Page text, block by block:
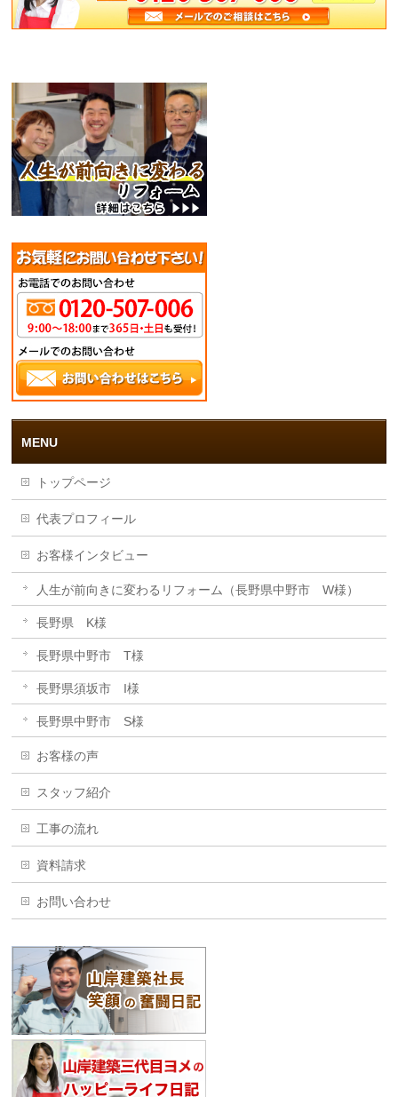
MENU
トップページ
代表プロフィール
お客様インタビュー
人生が前向きに変わるリフォーム（長野県中野市 W様）
長野県 K様
長野県中野市 T様
長野県須坂市 I様
長野県中野市 S様
お客様の声
スタッフ紹介
工事の流れ
資料請求
お問い合わせ